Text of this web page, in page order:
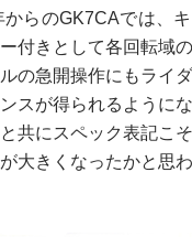
からのGK7CAでは、
付きとして各回転域
の急開操作にもライ
スが得られるように
共にスペック表記こ
大きくなったかと思